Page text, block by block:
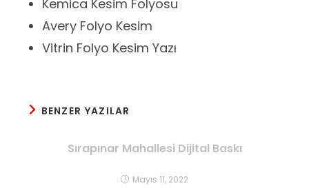
Kemica Kesim Folyosu
Avery Folyo Kesim
Vitrin Folyo Kesim Yazı
BENZER YAZILAR
Sırapınar Mahallesi Dijital Baskı
Mayıs 11, 2022